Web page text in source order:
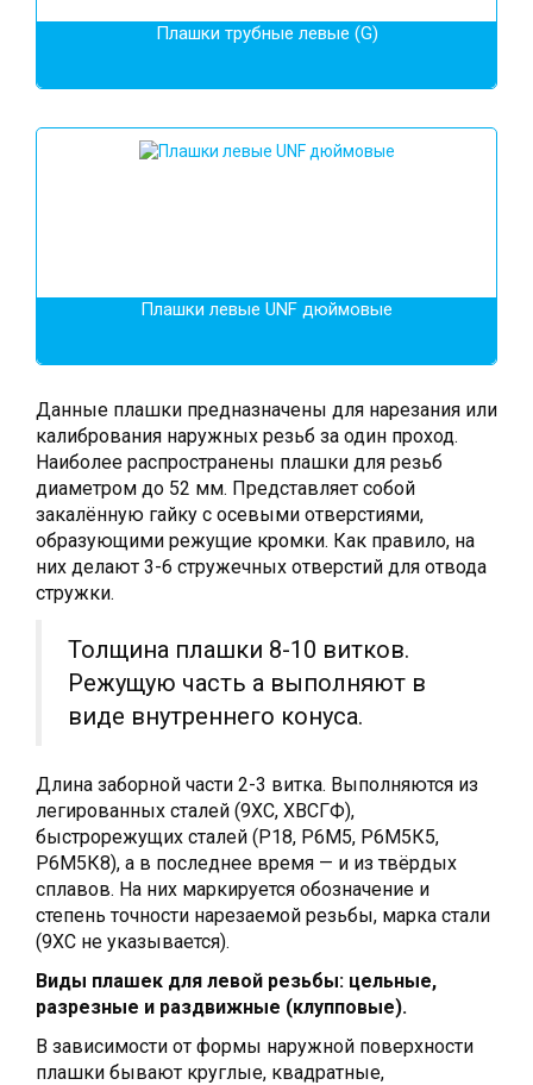
Плашки трубные левые (G)
Плашки левые UNF дюймовые
Данные плашки предназначены для нарезания или
калибрования наружных резьб за один проход.
Наиболее распространены плашки для резьб
диаметром до 52 мм. Представляет собой
закалённую гайку с осевыми отверстиями,
образующими режущие кромки. Как правило, на
них делают 3-6 стружечных отверстий для отвода
стружки.
Толщина плашки 8-10 витков.
Режущую часть а выполняют в
виде внутреннего конуса.
Длина заборной части 2-3 витка. Выполняются из
легированных сталей (9ХС, ХВСГФ),
быстрорежущих сталей (Р18, Р6М5, Р6М5К5,
Р6М5К8), а в последнее время — и из твёрдых
сплавов. На них маркируется обозначение и
степень точности нарезаемой резьбы, марка стали
(9ХС не указывается).
Виды плашек для левой резьбы: цельные,
разрезные и раздвижные (клупповые).
В зависимости от формы наружной поверхности
плашки бывают круглые, квадратные,